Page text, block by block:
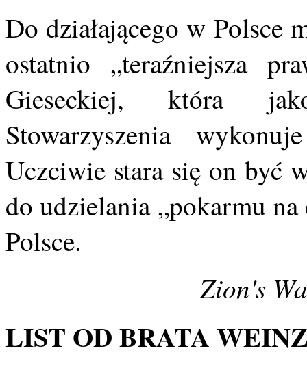
Do działającego w Polsce
ostatnio „teraźniejsza
Gieseckiej, która
Stowarzyszenia
Uczciwie stara się on być
do udzielania „pokarmu na
Polsce.
Zion's
LIST OD BRATA